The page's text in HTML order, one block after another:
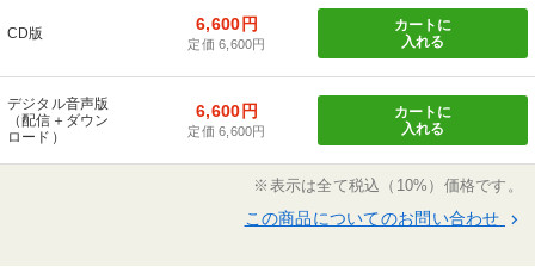
CD版 6,600円
定価 6,600円
カートに
入れる
デジタル音声版
（配信＋ダウン
ロード）
6,600円
定価 6,600円
カートに
入れる
※表示は全て税込（10%）価格です。
この商品についてのお問い合わせ keyboard_arrow_right